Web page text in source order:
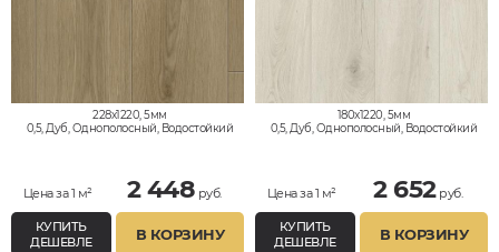
228x1220, 5мм
0,5, Дуб, Однополосный, Водостойкий
Цена за 1 м² 2 448 руб.
КУПИТЬ
ДЕШЕВЛЕ
В КОРЗИНУ
180x1220, 5мм
0,5, Дуб, Однополосный, Водостойкий
Цена за 1 м² 2 652руб.
КУПИТЬ
ДЕШЕВЛЕ
В КОРЗИНУ